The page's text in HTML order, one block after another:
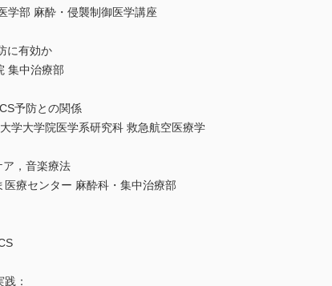
部 麻酔・侵襲制御医学講座
に有効か
集中治療部
予防との関係
大学院医学系研究科 救急航空医療学
，音楽療法
療センター 麻酔科・集中治療部
：